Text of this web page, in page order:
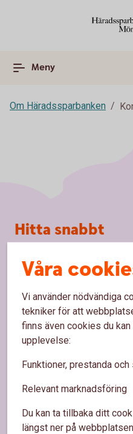
Meny
Om Häradssparbanken
Våra
Vi använder nödvändiga
tekniker för att
finns även cookies du
upplevelse:
Funktioner, prestanda
Relevant marknadsföring
Du kan ta tillbaka ditt
längst ner på
Sidfot
Hitta snabbt
Spärrhjälp
Priser, räntor och kurser
Om oss
Samhällsengagemang